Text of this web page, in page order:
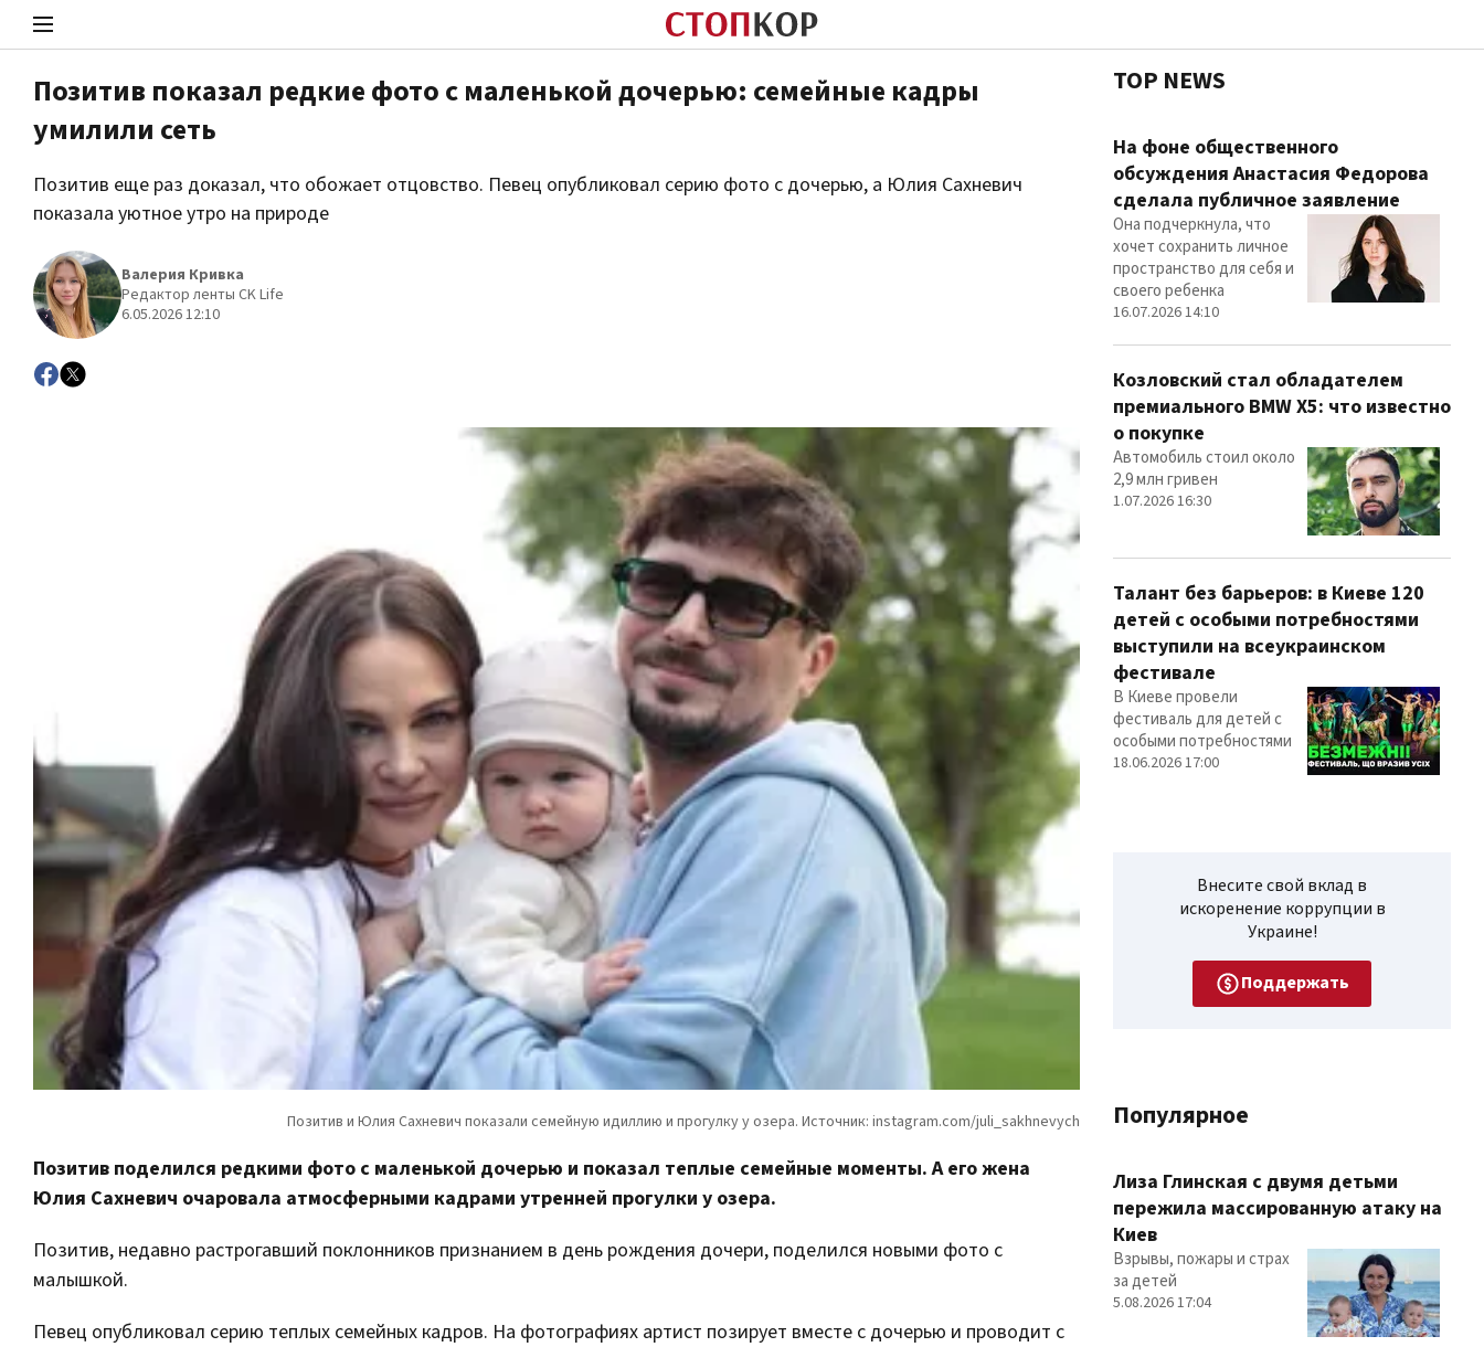
Стоп Политической Коррупции
Позитив показал редкие фото с маленькой дочерью: семейные кадры
умилили сеть
Позитив еще раз доказал, что обожает отцовство. Певец опубликовал серию фото с дочерью, а Юлия Сахневич
показала уютное утро на природе
Валерия Кривка
Редактор ленты CK Life
6.05.2026 12:10
Позитив поделился редкими фото с маленькой дочерью и показал теплые семейные моменты. А его жена
Юлия Сахневич очаровала атмосферными кадрами утренней прогулки у озера.
Позитив, недавно растрогавший поклонников признанием в день рождения дочери, поделился новыми фото с
малышкой.
Певец опубликовал серию теплых семейных кадров. На фотографиях артист позирует вместе с дочерью и проводит с
TOP NEWS
На фоне общественного
обсуждения Анастасия Федорова
сделала публичное заявление
Она подчеркнула, что
хочет сохранить личное
пространство для себя и
своего ребенка
16.07.2026 14:10
Козловский стал обладателем
премиального BMW X5: что известно
о покупке
Автомобиль стоил около
2,9 млн гривен
1.07.2026 16:30
Талант без барьеров: в Киеве 120
детей с особыми потребностями
выступили на всеукраинском
фестивале
В Киеве провели
фестиваль для детей с
особыми потребностями
18.06.2026 17:00
Внесите свой вклад в
искоренение коррупции в
Украине!
Поддержать
Популярное
Лиза Глинская с двумя детьми
пережила массированную атаку на
Киев
Взрывы, пожары и страх
за детей
5.08.2026 17:04